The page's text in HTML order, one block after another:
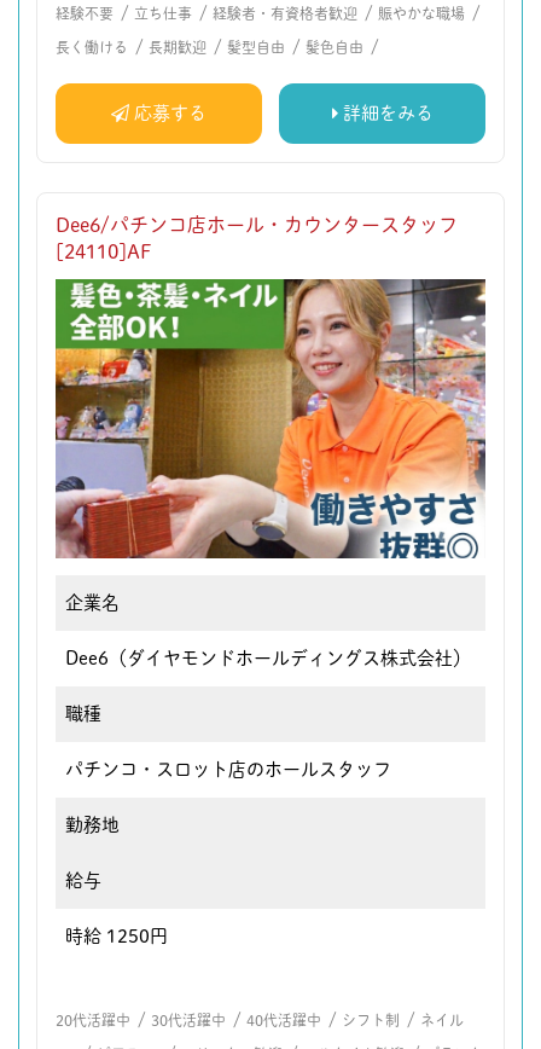
経験不要 / 立ち仕事 / 経験者・有資格者歓迎 / 賑やかな職場 /
長く働ける / 長期歓迎 / 髪型自由 / 髪色自由 /
応募する 詳細をみる
Dee6/パチンコ店ホール・カウンタースタッフ
[24110]AF
企業名
Dee6（ダイヤモンドホールディングス株式会社）
職種
パチンコ・スロット店のホールスタッフ
勤務地
給与
時給 1250円
20代活躍中 / 30代活躍中 / 40代活躍中 / シフト制 / ネイル